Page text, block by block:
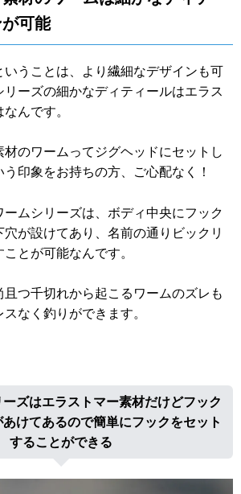
可能
いうことは、より繊細なデザインも可
ーズの細かなディティールはエラス
んです。
のワームってジグヘッドにセットし
印象をお持ちの方、ご心配なく！
ームシリーズは、ボディ中央にフック
が設けてあり、名前の通りビックリ
とが可能なんです。
つ千切れから起こるワームのズレも
なく釣りができます。
ズはエラストマー素材だけどフック
けてあるので簡単にフックをセット
することができる